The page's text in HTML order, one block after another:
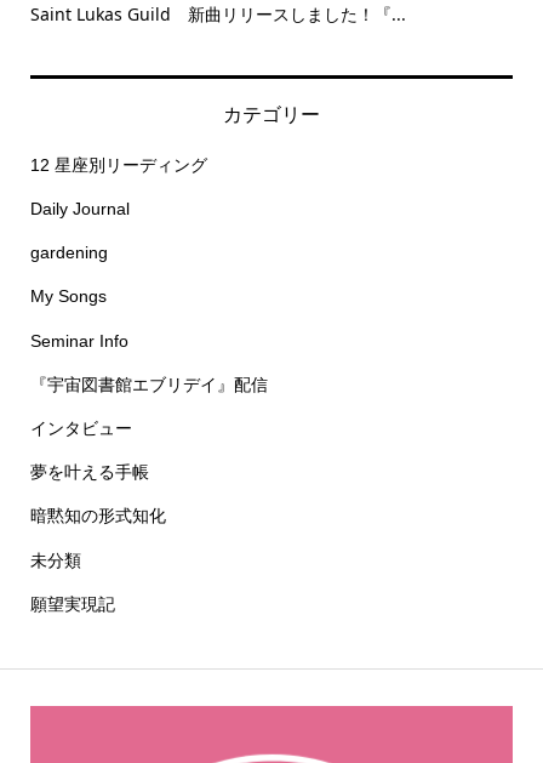
Saint Lukas Guild 新曲リリースしました！『...
カテゴリー
12 星座別リーディング
Daily Journal
gardening
My Songs
Seminar Info
『宇宙図書館エブリデイ』配信
インタビュー
夢を叶える手帳
暗黙知の形式知化
未分類
願望実現記